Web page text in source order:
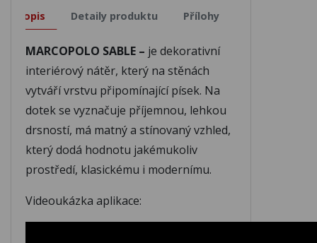
M333 M334 M335
M336 M337 M338
M339 M340 M341
M342 M343 M344
Popis Detaily produktu Přílohy
MARCOPOLO SABLE – je dekorativní
interiérový nátěr, který na stěnách
vytváří vrstvu připomínající písek. Na
dotek se vyznačuje příjemnou, lehkou
drsností, má matný a stínovaný vzhled,
který dodá hodnotu jakémukoliv
prostředí, klasickému i modernímu.
Videoukázka aplikace: